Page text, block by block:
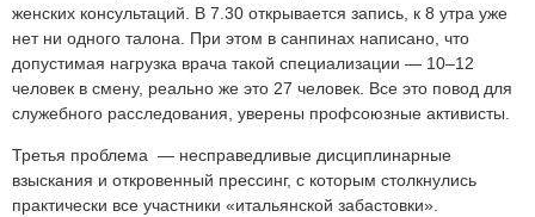
женских консультаций. В 7.30 открывается запись, к 8 утра уже
нет ни одного талона. При этом в санпинах написано, что
допустимая нагрузка врача такой специализации — 10–12
человек в смену, реально же это 27 человек. Все это повод для
служебного расследования, уверены профсоюзные активисты.
Третья проблема — несправедливые дисциплинарные
взыскания и откровенный прессинг, с которым столкнулись
практически все участники «итальянской забастовки».